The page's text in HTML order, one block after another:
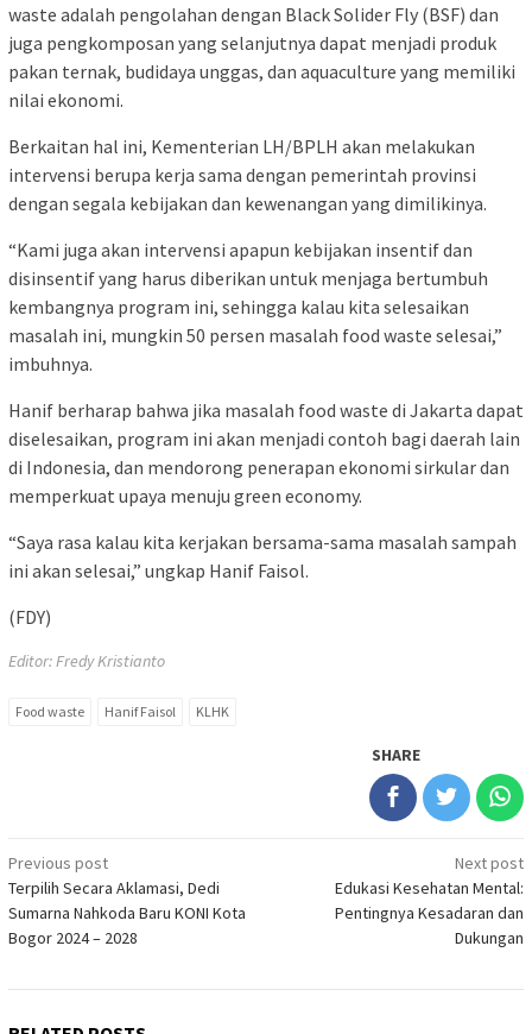
waste adalah pengolahan dengan Black Solider Fly (BSF) dan
juga pengkomposan yang selanjutnya dapat menjadi produk
pakan ternak, budidaya unggas, dan aquaculture yang memiliki
nilai ekonomi.
Berkaitan hal ini, Kementerian LH/BPLH akan melakukan
intervensi berupa kerja sama dengan pemerintah provinsi
dengan segala kebijakan dan kewenangan yang dimilikinya.
“Kami juga akan intervensi apapun kebijakan insentif dan
disinsentif yang harus diberikan untuk menjaga bertumbuh
kembangnya program ini, sehingga kalau kita selesaikan
masalah ini, mungkin 50 persen masalah food waste selesai,”
imbuhnya.
Hanif berharap bahwa jika masalah food waste di Jakarta dapat
diselesaikan, program ini akan menjadi contoh bagi daerah lain
di Indonesia, dan mendorong penerapan ekonomi sirkular dan
memperkuat upaya menuju green economy.
“Saya rasa kalau kita kerjakan bersama-sama masalah sampah
ini akan selesai,” ungkap Hanif Faisol.
(FDY)
Editor: Fredy Kristianto
Food waste Hanif Faisol KLHK
SHARE
Post
navigation
Previous post
Terpilih Secara Aklamasi, Dedi
Sumarna Nahkoda Baru KONI Kota
Bogor 2024 – 2028
Next post
Edukasi Kesehatan Mental:
Pentingnya Kesadaran dan
Dukungan